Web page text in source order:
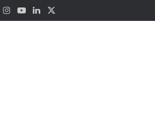
لينكدإن